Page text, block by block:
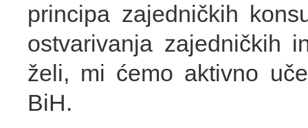
principa zajedničkih
ostvarivanja zajedničkih
želi, mi ćemo aktivno
BiH.